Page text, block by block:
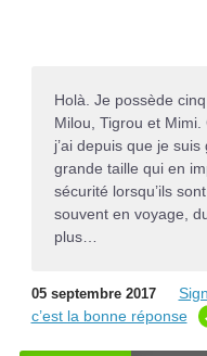
Holà. Je possède
Milou, Tigrou et Mimi.
j’ai depuis que je
grande taille qui en
sécurité lorsqu’ils
souvent en voyage,
plus…
05 septembre 2017
c’est la bonne réponse